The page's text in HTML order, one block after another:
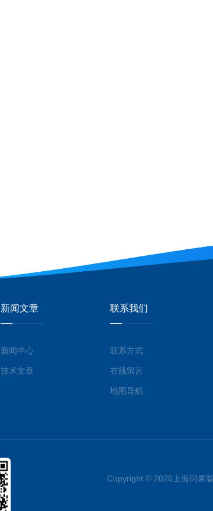
新闻文章
新闻中心
技术文章
联系我们
联系方式
在线留言
地图导航
Copyright © 2026上海同果